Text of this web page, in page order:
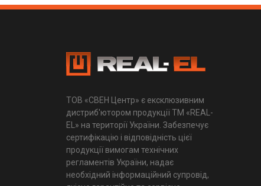
ТОВ «СВЕН Центр» є ексклюзивним
дистриб'ютором продукції ТМ «REAL-
EL» на території України. Забезпечує
сертифікацію і відповідність цієї
продукції вимогам технічних
регламентів України, надає
необхідний інформаційний супровід,